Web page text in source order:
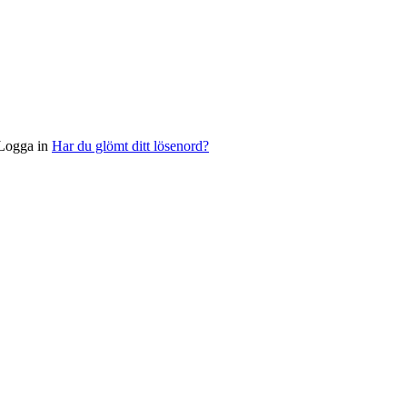
in Har du glömt ditt lösenord?